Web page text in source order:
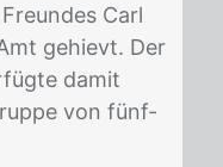
Carl
ge­hievt. Der
da­mit
von fünf­